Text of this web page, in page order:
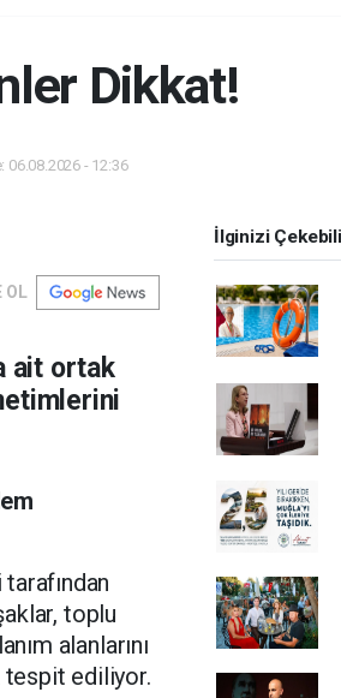
Dikkat!
06.08.2026 - 12:36
OL
ait ortak
toplu
alanlarını
ediliyor.
İlginizi